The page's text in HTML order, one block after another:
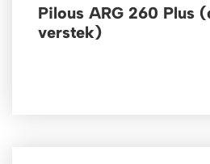
Pilous ARG 260 Plus
verstek)